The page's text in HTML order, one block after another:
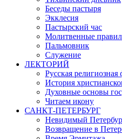
Беседы пастыря
Экклесия
Пастырский час
Молитвенные
Пальмовник
Служение
ЛЕКТОРИЙ
Русская
История
Духовные основы
Читаем икону
САНКТ-ПЕТЕРБУРГ
Невидимый
Возвращение в